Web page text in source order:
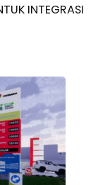
INTEGRASI